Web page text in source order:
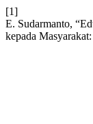
[1]
E. Sudarmanto,
kepada